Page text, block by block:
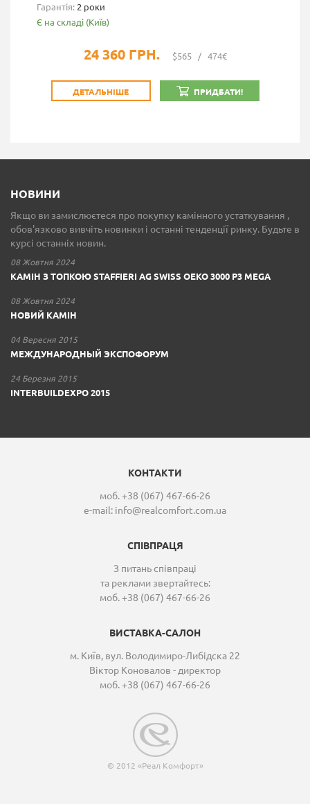
Гарантія: 2 роки
Є на складі (Київ)
24 360 ГРН. $565 / 474€
ДЕТАЛЬНІШЕ ПРИДБАТИ!
НОВИНИ
Якщо ви замислюєтеся про покупку камінного устаткування ,
обов'язково вивчіть новинки і останні тенденції ринку. Будьте в
курсі останніх новин.
08 Жовтня 2024
КАМІН З ТОПКОЮ STAFFIERI AG SWISS OEKO 3000 P3 MEGA
08 Жовтня 2024
НОВИЙ КАМІН
04 Вересня 2015
МЕЖДУНАРОДНЫЙ ЭКСПОФОРУМ
24 Березня 2015
INTERBUILDEXPO 2015
КОНТАКТИ
моб. +38 (067) 467-66-26
e-mail: info@realcomfort.com.ua
СПІВПРАЦЯ
З питань співпраці
та реклами звертайтесь:
моб. +38 (067) 467-66-26
ВИСТАВКА-САЛОН
м. Київ, вул. Володимиро-Либідска 22
Віктор Коновалов - директор
моб. +38 (067) 467-66-26
© 2012 «Реал Комфорт»